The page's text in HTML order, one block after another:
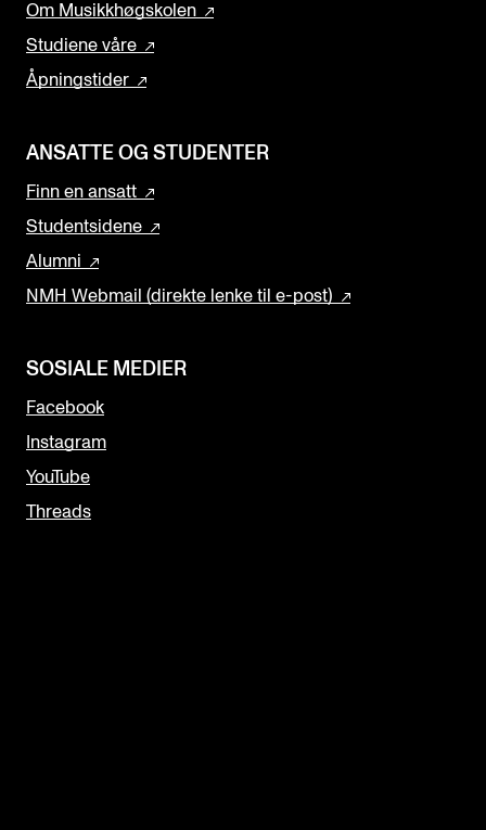
Om Musikkhøgskolen
Studiene våre
Åpningstider
ANSATTE OG STUDENTER
Finn en ansatt
Studentsidene
Alumni
NMH Webmail (direkte lenke til e-post)
SOSIALE MEDIER
Facebook
Instagram
YouTube
Threads